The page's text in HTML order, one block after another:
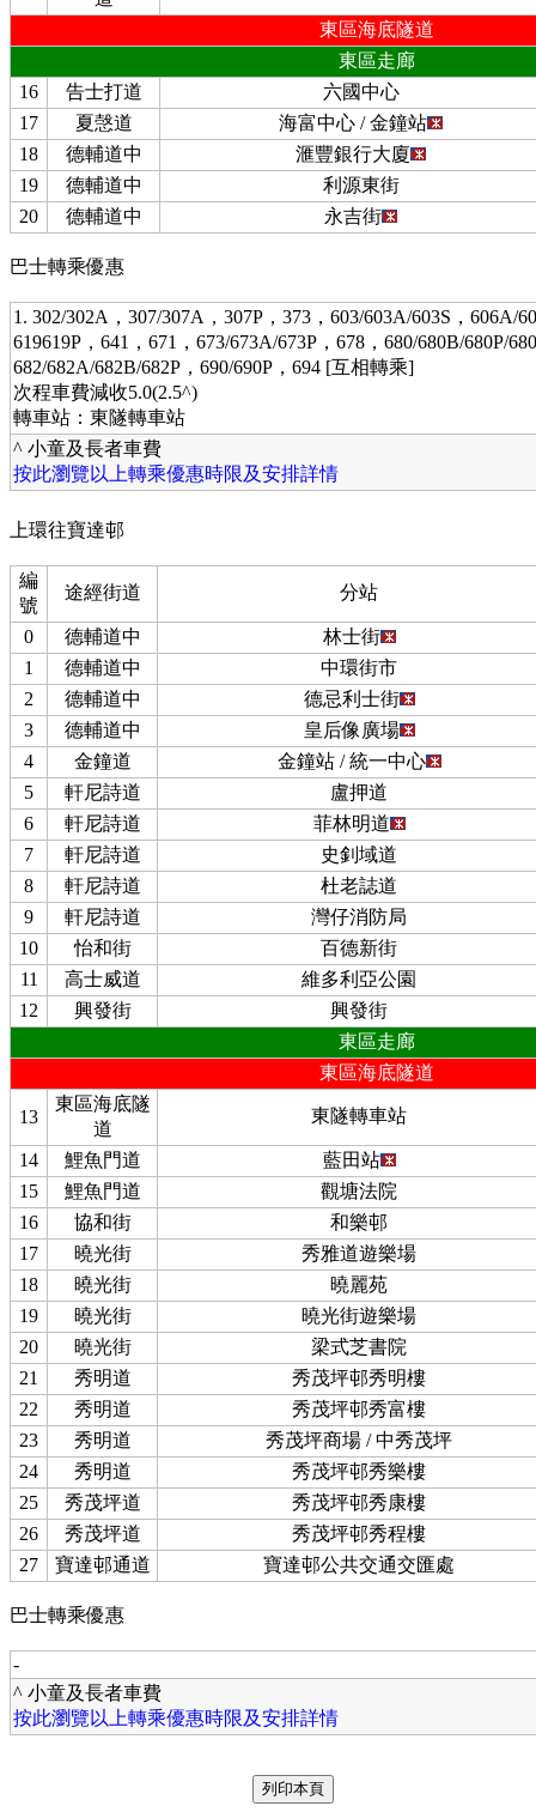
東區海底隧道
東區走廊
16
告士打道
六國中心
17
夏愨道
海富中心 / 金鐘站
18
德輔道中
滙豐銀行大廈
19
德輔道中
利源東街
20
德輔道中 永吉街
巴士轉乘優惠
1. 302/302A，307/307A，307P，373，603/603A/603S，606A/
619619P，641，671，673/673A/673P，678，680/680B/680P/
682/682A/682B/682P，690/690P，694 [互相轉乘]
次程車費減收5.0(2.5^)
轉車站：東隧轉車站
^ 小童及長者車費
按此瀏覽以上轉乘優惠時限及安排詳情
上環往寶達邨
編
號
途經街道 分站
0 德輔道中
林士街
1
德輔道中
中環街市
2
德輔道中
德忌利士街
3
德輔道中
皇后像廣場
4
金鐘道
金鐘站 / 統一中心
5
軒尼詩道
盧押道
6
軒尼詩道
菲林明道
7
軒尼詩道
史釗域道
8
軒尼詩道
杜老誌道
9
軒尼詩道
灣仔消防局
10
怡和街
百德新街
11
高士威道
維多利亞公園
12
興發街
興發街
東區走廊
東區海底隧道
13
東區海底隧
道
東隧轉車站
14 鯉魚門道
藍田站
15
鯉魚門道
觀塘法院
16
協和街
和樂邨
17
曉光街
秀雅道遊樂場
18
曉光街
曉麗苑
19
曉光街
曉光街遊樂場
20
曉光街
梁式芝書院
21
秀明道
秀茂坪邨秀明樓
22
秀明道
秀茂坪邨秀富樓
23
秀明道
秀茂坪商場 / 中秀茂坪
24
秀明道
秀茂坪邨秀樂樓
25
秀茂坪道
秀茂坪邨秀康樓
26
秀茂坪道
秀茂坪邨秀程樓
27
寶達邨通道 寶達邨公共交通交匯處
巴士轉乘優惠
-
^ 小童及長者車費
按此瀏覽以上轉乘優惠時限及安排詳情